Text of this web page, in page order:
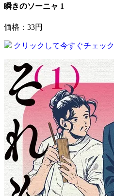
瞬きのソーニャ 1
価格：33円
クリックして今すぐチェック